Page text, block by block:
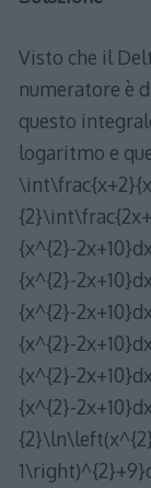
Visto che il
numeratore è
questo
logaritmo e
{x^{2}-
{x^{2}-
{x^{2}-
{x^{2}-
{x^{2}-
{x^{2}-